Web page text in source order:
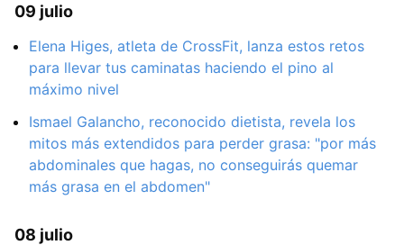
09 julio
Elena Higes, atleta de CrossFit, lanza estos retos
para llevar tus caminatas haciendo el pino al
máximo nivel
Ismael Galancho, reconocido dietista, revela los
mitos más extendidos para perder grasa: "por más
abdominales que hagas, no conseguirás quemar
más grasa en el abdomen"
08 julio